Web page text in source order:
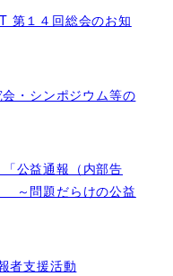
第１４回総会のお知
・シンポジウム等の
公益通報（内部告
～問題だらけの公益
者支援活動